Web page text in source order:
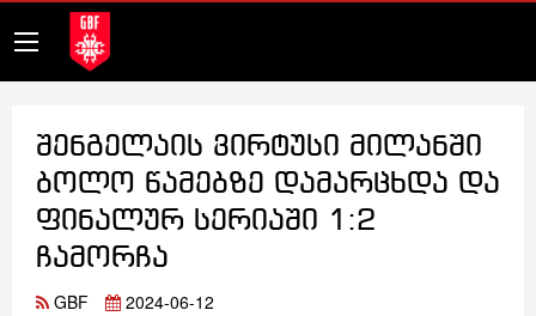
შენგელაის ვირტუსი მილანში
ბოლო წამებზე დამარცხდა და
ფინალურ სერიაში 1:2
ჩამორჩა
GBF 2024-06-12